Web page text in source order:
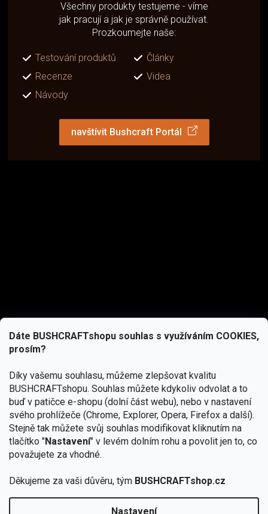
Dáte BUSHCRAFTshopu souhlas s využíváním COOKIES,
prosím?
Díky vašemu souhlasu, můžeme zlepšovat kvalitu
BUSHCRAFTshopu. Souhlas můžete kdykoliv odvolat a to
buď v patičce e-shopu (dolní část webu), nebo v nastavení
svého prohlížeče (Chrome, Explorer, Opera, Firefox a další).
Stejně tak můžete svůj souhlas modifikovat kliknutím na
tlačítko "Nastavení" v levém dolním rohu a povolit jen to, co
považujete za vhodné.
Děkujeme za vaši důvěru, tým BUSHCRAFTshop.cz
Nastavení
Všechny produkty testujeme - víme
jak pracují a jak je správně používat.
Prozkoumejte naše:
Testování produktů
Články
Recenze
Videa
Návody
navštívit Bushcraft Portál
podmínkami ochrany osobních údajů